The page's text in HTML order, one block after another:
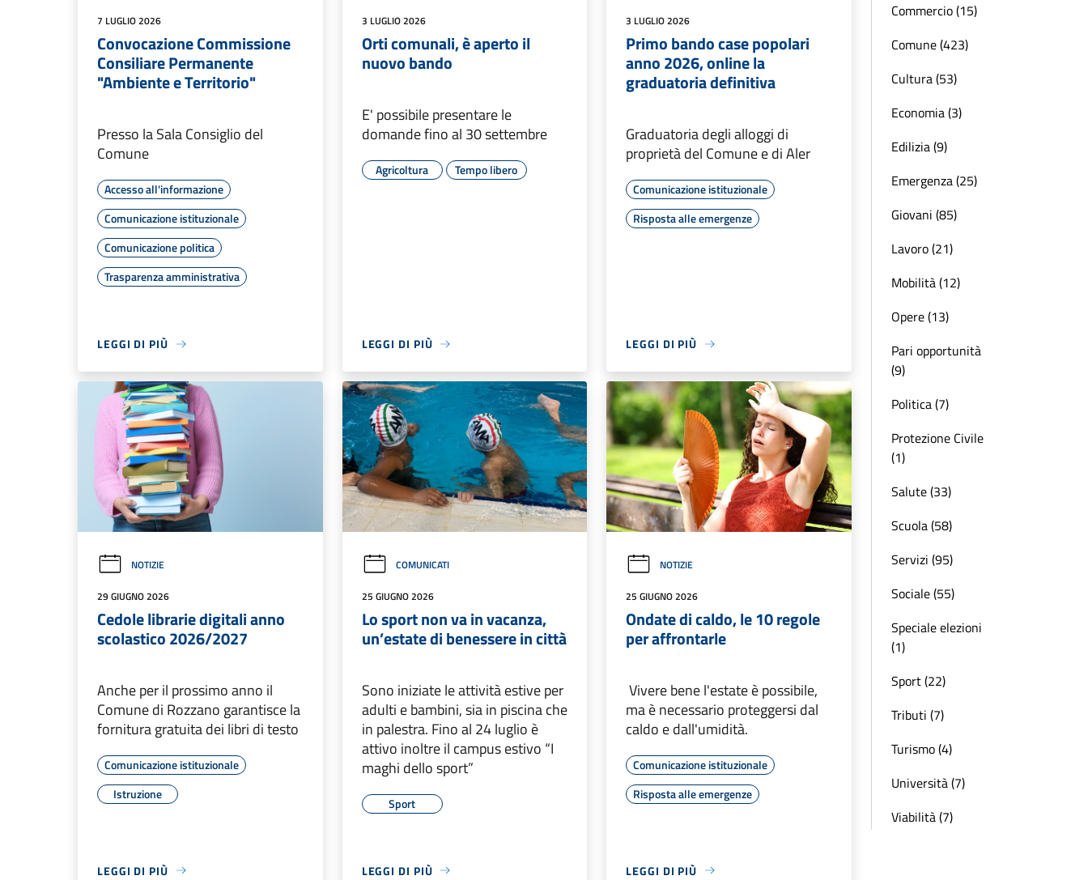
7 LUGLIO 2026
Convocazione Commissione
Consiliare Permanente
"Ambiente e Territorio"
Presso la Sala Consiglio del
Comune
Accesso all'informazione
Comunicazione istituzionale
Comunicazione politica
Trasparenza amministrativa
LEGGI DI PIÙ
3 LUGLIO 2026
Orti comunali, è aperto il
nuovo bando
E' possibile presentare le
domande fino al 30 settembre
Agricoltura Tempo libero
LEGGI DI PIÙ
3 LUGLIO 2026
Primo bando case popolari
anno 2026, online la
graduatoria definitiva
Graduatoria degli alloggi di
proprietà del Comune e di Aler
Comunicazione istituzionale
Risposta alle emergenze
LEGGI DI PIÙ
NOTIZIE
29 GIUGNO 2026
Cedole librarie digitali anno
scolastico 2026/2027
Anche per il prossimo anno il
Comune di Rozzano garantisce la
fornitura gratuita dei libri di testo
Comunicazione istituzionale
Istruzione
LEGGI DI PIÙ
COMUNICATI
25 GIUGNO 2026
Lo sport non va in vacanza,
un’estate di benessere in città
Sono iniziate le attività estive per
adulti e bambini, sia in piscina che
in palestra. Fino al 24 luglio è
attivo inoltre il campus estivo “I
maghi dello sport”
Sport
LEGGI DI PIÙ
NOTIZIE
25 GIUGNO 2026
Ondate di caldo, le 10 regole
per affrontarle
Vivere bene l'estate è possibile,
ma è necessario proteggersi dal
caldo e dall'umidità.
Comunicazione istituzionale
Risposta alle emergenze
LEGGI DI PIÙ
Commercio (15)
Comune (423)
Cultura (53)
Economia (3)
Edilizia (9)
Emergenza (25)
Giovani (85)
Lavoro (21)
Mobilità (12)
Opere (13)
Pari opportunità
(9)
Politica (7)
Protezione Civile
(1)
Salute (33)
Scuola (58)
Servizi (95)
Sociale (55)
Speciale elezioni
(1)
Sport (22)
Tributi (7)
Turismo (4)
Università (7)
Viabilità (7)